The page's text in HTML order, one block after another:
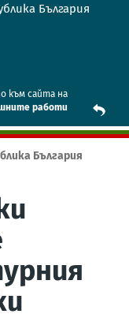
България
към сайта на
работи
България